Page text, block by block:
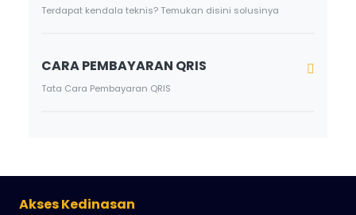
Terdapat kendala teknis? Temukan disini solusinya
CARA PEMBAYARAN QRIS
Tata Cara Pembayaran QRIS
Akses Kedinasan